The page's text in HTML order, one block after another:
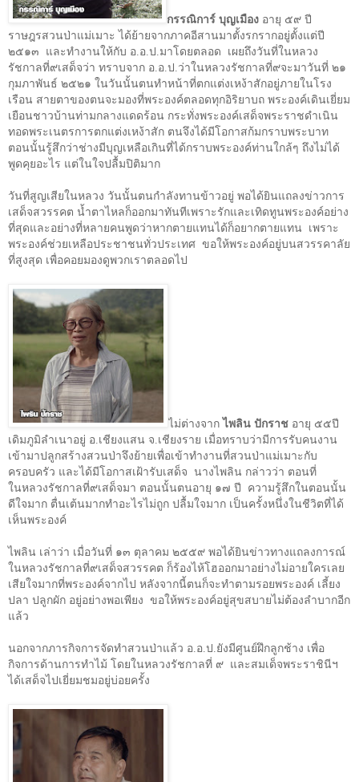
กรรณิการ์ บุญเมือง อายุ ๕๙ ปี
ราษฎรสวนป่าแม่เมาะ ได้ย้ายจากภาคอีสานมาตั้งรกรากอยู่ตั้งแต่ปี
๒๕๑๓
และทำงานให้กับ อ.อ.ป.มาโดยตลอด
เผยถึงวันที่ในหลวง
รัชกาลที่๙เสด็จว่า ทราบจาก อ.อ.ป. ว่าในหลวงรัชกาลที่๙จะมาวันที่ ๒๑
กุมภาพันธ์ ๒๕๒๑ ในวันนั้นตนทำหน้าที่ตกแต่งเหง้าสักอยู่ภายในโรง
เรือน สายตาของตนจะมองที่พระองค์ตลอดทุกอิริยาบถ พระองค์เดินเยี่ยม
เยือนชาวบ้านท่ามกลางแดดร้อน กระทั่งพระองค์เสด็จพระราชดำเนิน
ทอดพระเนตรการตกแต่งเหง้าสัก ตนจึงได้มีโอกาสก้มกราบพระบาท
ตอนนั้นรู้สึกว่าช่างมีบุญเหลือเกินที่ได้กราบพระองค์ท่านใกล้ๆ ถึงไม่ได้
พูดคุยอะไร แต่ในใจปลื้มปิติมาก
วันที่สูญเสียในหลวง วันนั้นตนกำลังทานข้าวอยู่ พอได้ยินแถลงข่าวการ
เสด็จสวรรคต น้ำตาไหลก็ออกมาทันทีเพราะรักและเทิดทูนพระองค์อย่าง
ที่สุดและอย่างที่หลายคนพูดว่าหากตายแทนได้ก็อยากตายแทน
เพราะ
พระองค์ช่วยเหลือประชาชนทั่วประเทศ ขอให้พระองค์อยู่บนสวรรคาลัย
ที่สูงสุด เพื่อคอยมองดูพวกเราตลอดไป
ไม่ต่างจาก ไพลิน ปักราช อายุ ๕๕ปี
เดิมภูมิลำเนาอยู่ อ.เชียงแสน จ.เชียงราย เมื่อทราบว่ามีการรับคนงาน
เข้ามาปลูกสร้างสวนป่าจึงย้ายเพื่อเข้าทำงานที่สวนป่าแม่เมาะกับ
ครอบครัว และได้มีโอกาสเฝ้ารับเสด็จ นางไพลิน กล่าวว่า ตอนที่
ในหลวงรัชกาลที่๙เสด็จมา ตอนนั้นตนอายุ ๑๗ ปี
ความรู้สึกในตอนนั้น
ดีใจมาก ตื่นเต้นมากทำอะไรไม่ถูก ปลื้มใจมาก เป็นครั้งหนึ่งในชีวิตที่ได้
เห็นพระองค์
ไพลิน เล่าว่า เมื่อวันที่ ๑๓ ตุลาคม ๒๕๕๙ พอได้ยินข่าวทางแถลงการณ์
ในหลวงรัชกาลที่๙เสด็จสวรรคต ก็ร้องไห้โฮออกมาอย่างไม่อายใครเลย
เสียใจมากที่พระองค์จากไป หลังจากนี้ตนก็จะทำตามรอยพระองค์ เลี้ยง
ปลา ปลูกผัก อยู่อย่างพอเพียง ขอให้พระองค์อยู่สุขสบายไม่ต้องลำบากอีก
แล้ว
นอกจากภารกิจการจัดทำสวนป่าแล้ว อ.อ.ป.ยังมีศูนย์ฝึกลูกช้าง เพื่อ
กิจการด้านการทำไม้ โดยในหลวงรัชกาลที่ ๙ และสมเด็จพระราชินีฯ
ได้เสด็จไปเยี่ยมชมอยู่บ่อยครั้ง